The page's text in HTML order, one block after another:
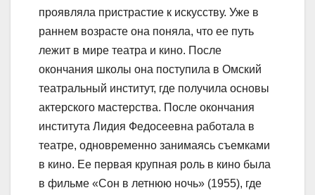
проявляла пристрастие к искусству. Уже в
раннем возрасте она поняла, что ее путь
лежит в мире театра и кино. После
окончания школы она поступила в Омский
театральный институт, где получила основы
актерского мастерства. После окончания
института Лидия Федосеевна работала в
театре, одновременно занимаясь съемками
в кино. Ее первая крупная роль в кино была
в фильме «Сон в летнюю ночь» (1955), где